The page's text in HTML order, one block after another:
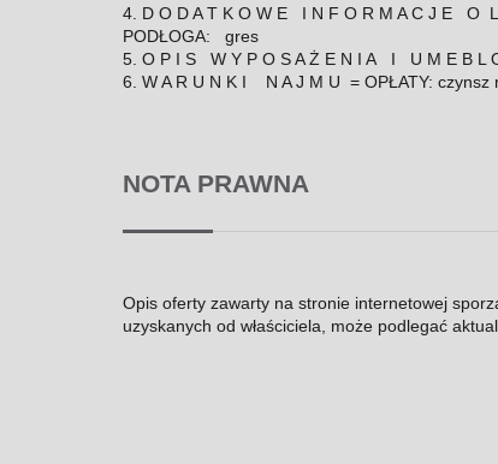
4. D O D A T K O W E I N F O R M A C J E O L
PODŁOGA: gres
5. O P I S W Y P O S A Ż E N I A I U M E B L
6. W A R U N K I N A J M U = OPŁATY: czynsz
NOTA PRAWNA
Opis oferty zawarty na stronie internetowej
uzyskanych od właściciela, może podlegać